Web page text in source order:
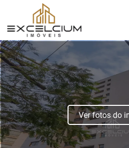
Ver fotos do